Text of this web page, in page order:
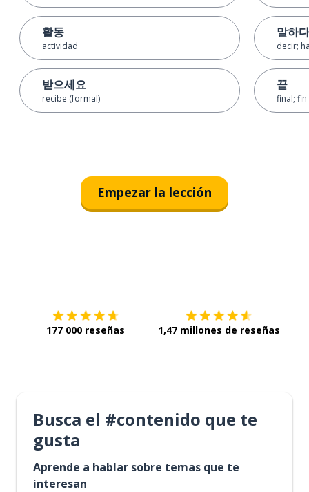
활동
actividad
받으세요
recibe (formal)
말하다
decir;
끝
final; fin
Empezar la lección
177 000 reseñas 1,47 millones de reseñas
Busca el #contenido que te
gusta
Aprende a hablar sobre temas que te
interesan